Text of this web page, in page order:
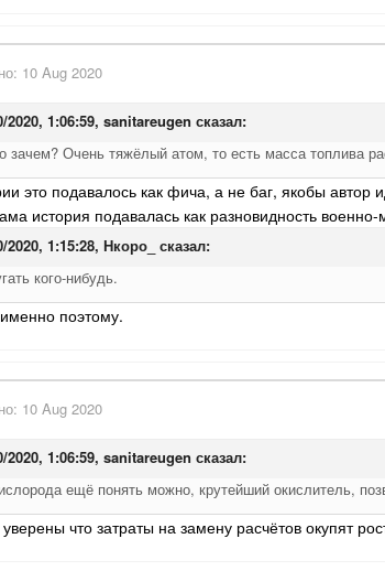
10 Aug 2020
2020, 1:06:59, sanitareugen сказал:
зачем? Очень тяжёлый атом, то есть масса топлива
это подавалось как фича, а не баг, якобы автор
история подавалась как разновидность
2020, 1:15:28, Нкоро_ сказал:
кого-нибудь.
поэтому.
10 Aug 2020
2020, 1:06:59, sanitareugen сказал:
ещё понять можно, крутейший окислитель,
что затраты на замену расчётов окупят